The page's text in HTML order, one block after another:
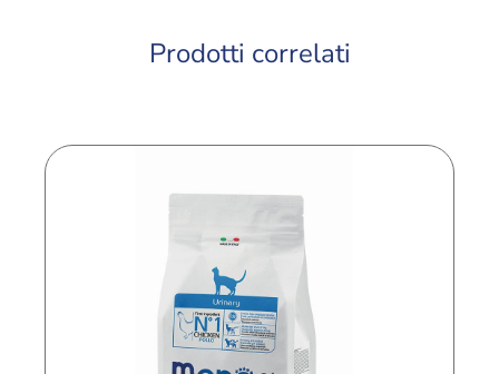
Prodotti correlati